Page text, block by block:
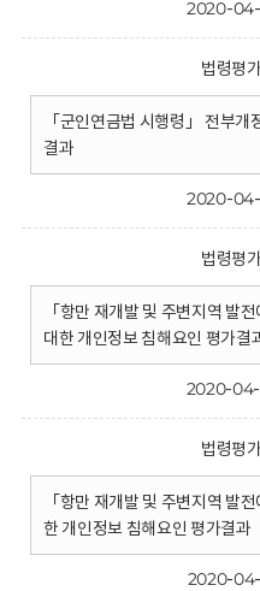
2020-04-
법령평
「군인연금법 시행령」 전부
결과
2020-04-
법령평
「항만 재개발 및 주변지역 발
대한 개인정보 침해요인 평가결
2020-04-
법령평
「항만 재개발 및 주변지역 발
한 개인정보 침해요인 평가결과
2020-